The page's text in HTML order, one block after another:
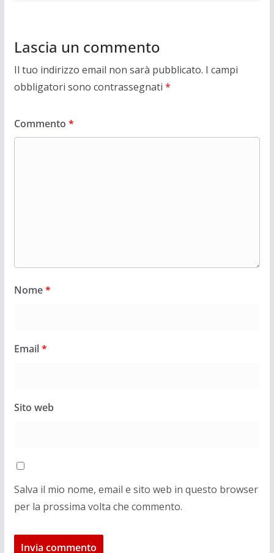
Lascia un commento
Il tuo indirizzo email non sarà pubblicato. I campi
obbligatori sono contrassegnati *
Commento *
Nome*
Email*
Sito web
Salva il mio nome, email e sito web in questo browser
per la prossima volta che commento.